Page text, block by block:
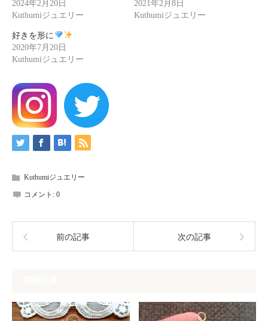
2024年2月20日
Kuthumiジュエリー
2021年2月8日
Kuthumiジュエリー
好きを形に
2020年7月20日
Kuthumiジュエリー
Kuthumiジュエリー
コメント: 0
前の記事 次の記事